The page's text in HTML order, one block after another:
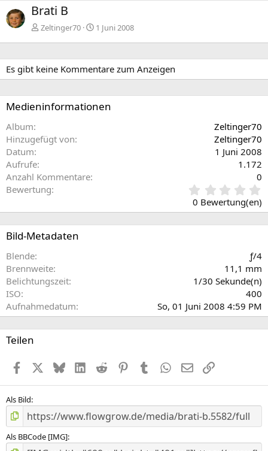
h
e
g
e
Brati B
Zeltinger70 1 Juni 2008
Es gibt keine Kommentare zum Anzeigen
Medieninformationen
Album
Zeltinger70
Hinzugefügt von
Zeltinger70
Datum
1 Juni 2008
Aufrufe
1.172
Anzahl Kommentare
0
Bewertung
0
e
0 Bewertung(en)
Bild-Metadaten
Blende
ƒ/4
Brennweite
11,1 mm
Belichtungszeit
1/30 Sekunde(n)
ISO
400
Aufnahmedatum
So, 01 Juni 2008 4:59 PM
Teilen
FacebookX (Twitter)
BlueskyLinkedInReddit PinterestTumblr WhatsApp
E-MailLink
Als Bild
Als BBCode [IMG]